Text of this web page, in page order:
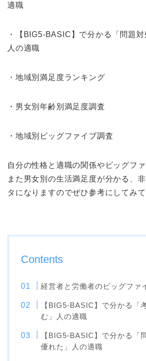
適職
・【BIG5-BASIC】で分かる「問題対
人の適職
・地域別満足度ランキング
・男女別年齢別満足度調査
・地域別ビッグファイブ調査
自分の性格と適職の関係やビッグファ
また男女別の生活満足度が分かる、
タになりますのでぜひ参考にしてみて
Contents
経営者と労働者のビッグファ
【BIG5-BASIC】で分かる「
む」人の適職
【BIG5-BASIC】で分かる「
優れた」人の適職